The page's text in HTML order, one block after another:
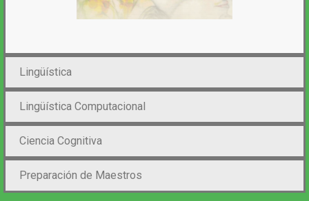
Lingüística
Lingüística Computacional
Ciencia Cognitiva
Preparación de Maestros